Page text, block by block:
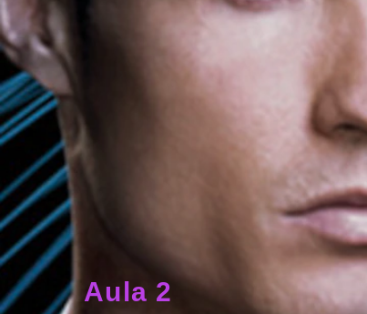
Aula 2